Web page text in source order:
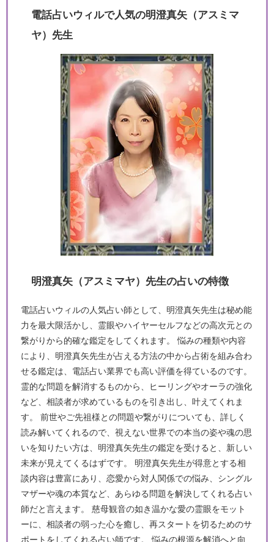
電話占いウィルで人気の明澄真矢（アスミマ
ヤ）先生
明澄真矢（アスミマヤ）先生の占いの特徴
電話占いウィルの人気占い師として、明澄真矢先生は秘め能
力を最大限活かし、霊眼やハイヤーセルフなどの高次元との
繋がりから的確な鑑定をしてくれます。 悩みの種類や内容
により、明澄真矢先生が占える方法の中から占術を組み合わ
せる鑑定は、電話占い業界でも高い評価を得ているのです。
霊的な問題を解消するものから、ヒーリングやオーラの強化
など、相談者が求めているものを引き出し、叶えてくれま
す。 前世やご先祖様との問題や繋がりについても、詳しく
読み解いてくれるので、視えない世界での本当の姿や魂の思
いを知りたい方は、明澄真矢先生の鑑定を受けると、新しい
未来が見えてくるはずです。 明澄真矢先生が得意とする相
談内容は豊富にあり、恋愛から対人関係での悩み、シングル
マザーや魂の本質など、あらゆる問題を解決してくれる占い
師だと言えます。 慈母観音の如き温かな愛の霊眼をモット
ーに、相談者の弱った心を癒し、再スタートを切るためのサ
ポートをしてくれる占い師です。 悩みの根源を解消へと向